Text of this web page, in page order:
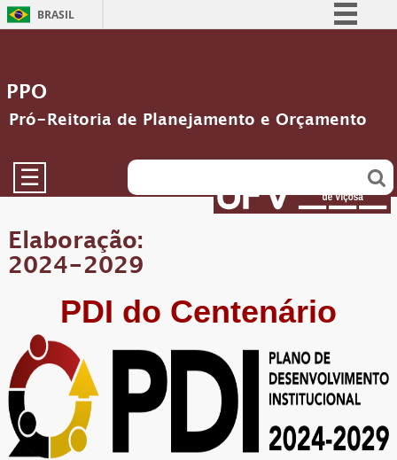
BRASIL
Acesso à informação
Legislação
PPO
Pró-Reitoria de Planejamento e Orçamento
☰
Elaboração:
2024-2029
PDI do Centenário